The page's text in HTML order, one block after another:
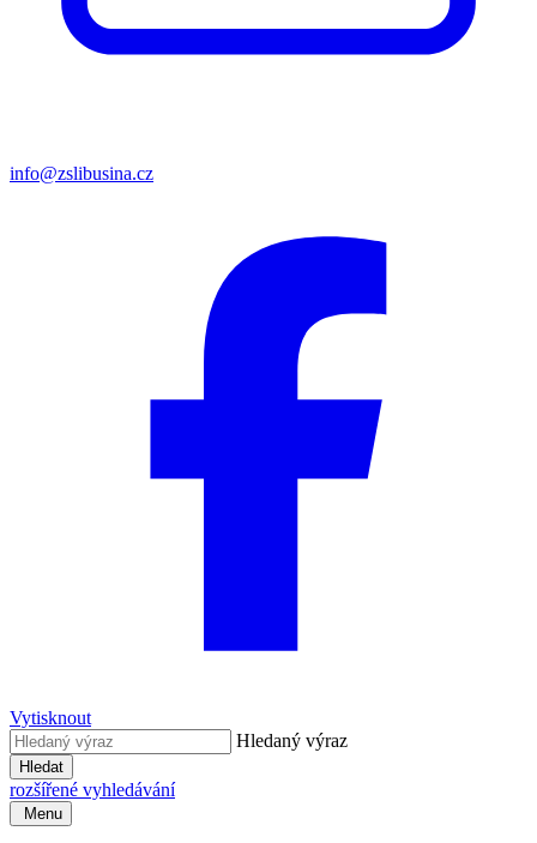
info@zslibusina.cz
Vytisknout
Hledaný výraz
Hledat
rozšířené vyhledávání
Menu